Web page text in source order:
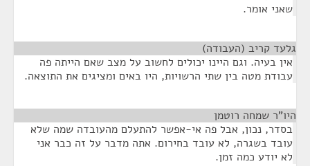
שאני אומר.
גלעד קריב (העבודה)
אין בעיה. וגם היינו יכולים לחשוב על מצב שאם הייתה פה
עבודת מטה בין שתי הרשויות, היו באים ומציגים את התוצאה.
היו"ר שמחה רוטמן
בסדר, נכון, אבל פה אי-אפשר להתעלם מהעובדה שמה שלא
עובד בשגרה, לא עובד בחירום. אתה מדבר על זה כבר אני
לא יודע כמה זמן.